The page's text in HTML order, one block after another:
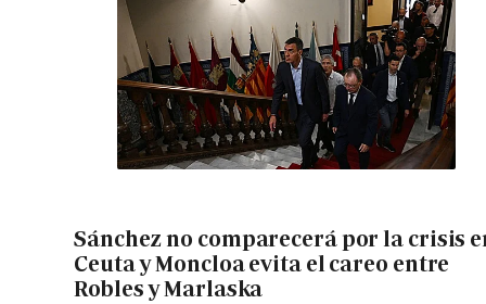
Sánchez no comparecerá por la crisis
Ceuta y Moncloa evita el careo entre
Robles y Marlaska